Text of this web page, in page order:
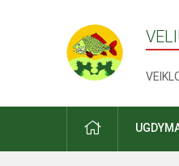
PRADŽIA